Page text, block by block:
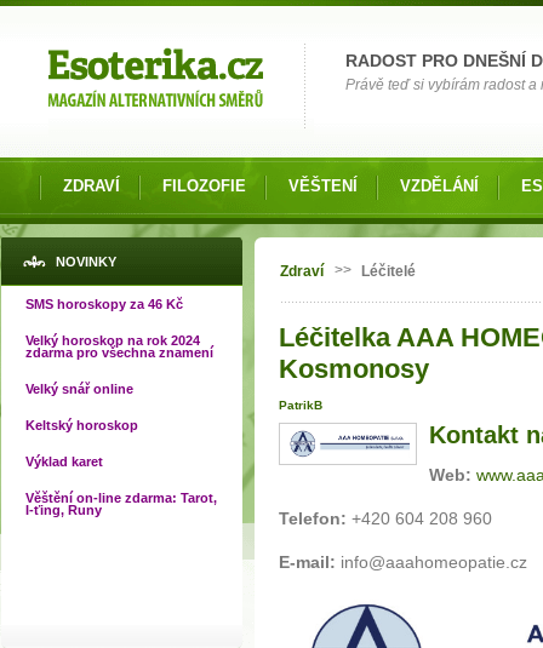
RADOST PRO DNEŠNÍ
Právě teď si vybírám radost a
ZDRAVÍ FILOZOFIE VĚŠTENÍ VZDĚLÁNÍ
NOVINKY
SMS horoskopy za 46 Kč
Velký horoskop na rok 2024
zdarma pro všechna znamení
Velký snář online
Keltský horoskop
Výklad karet
Věštění on-line zdarma: Tarot,
I-ťing, Runy
Jste zde
Zdraví >> Léčitelé
Léčitelka AAA
Kosmonosy
PatrikB
Kontakt
Web:
Telefon: +420 604 208 960
E-mail: info@aaahomeopatie.cz